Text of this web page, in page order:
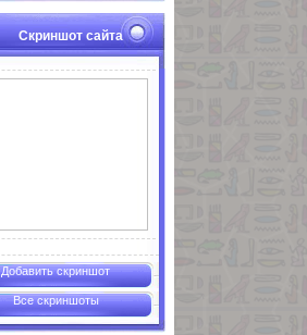
Скриншот сайта
Добавить скриншот
Все скриншоты